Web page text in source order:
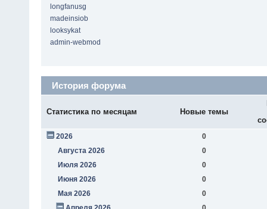
longfanusg
madeinsiob
looksykat
admin-webmod
История форума
Статистика по месяцам Новые темы
2026
0
Августа 2026
0
Июля 2026
0
Июня 2026
0
Мая 2026
0